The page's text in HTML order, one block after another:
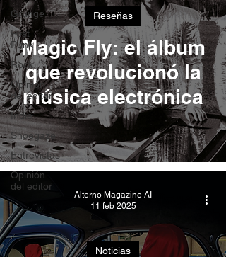
Grunge
Post
Punk
Rock
Opinión
del editor
Indie
Shoegaze
Entrevistas
Opinión
del editor
Magic Fly: el álbum
que revolucionó la
música electrónica
Reseñas
Noticias
Alterno Magazine AI
11 feb 2025